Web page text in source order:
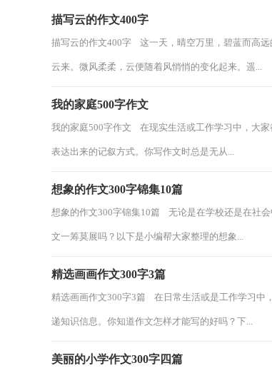
描写云的作文400字
描写云的作文400字 这一天，晴空万里，碧蓝而高
云来。微风柔柔，云便随着风悄悄的变化起来。遥...
我的家庭500字作文
我的家庭500字作文 在现实生活或工作学习中，大
表达出来的记叙方式。你写作文时总是无从...
想象的作文300字锦集10篇
想象的作文300字锦集10篇 无论是在学校还是在社
文一筹莫展吗？以下是小编帮大家整理的想象...
精选画画作文300字3篇
精选画画作文300字3篇 在日常生活或是工作学习中
递知识信息。你知道作文怎样才能写的好吗？下...
美丽的小学作文300字四篇